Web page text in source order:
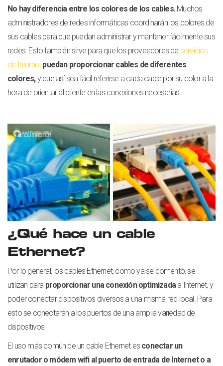
No hay diferencia entre los colores de los cables. Muchos
administradores de redes informáticas coordinarán los colores de
sus cables para que puedan administrar y mantener fácilmente sus
redes. Esto también sirve para que los proveedores de servicios
de Internetpuedan proporcionar cables de diferentes
colores,y que así sea fácil referirse a cada cable por su color a la
hora de orientar al cliente en las conexiones necesarias.
¿Qué hace un cable
Ethernet?
Por lo general, los cables Ethernet, como ya se comentó, se
utilizan para proporcionar una conexión optimizada a Internet, y
poder conectar dispositivos diversos a una misma red local. Para
esto se conectarán a los puertos de una amplia variedad de
dispositivos.
El uso más común de un cable Ethernet es conectar un
enrutador o módem wifi al puerto de entrada de Internet o a